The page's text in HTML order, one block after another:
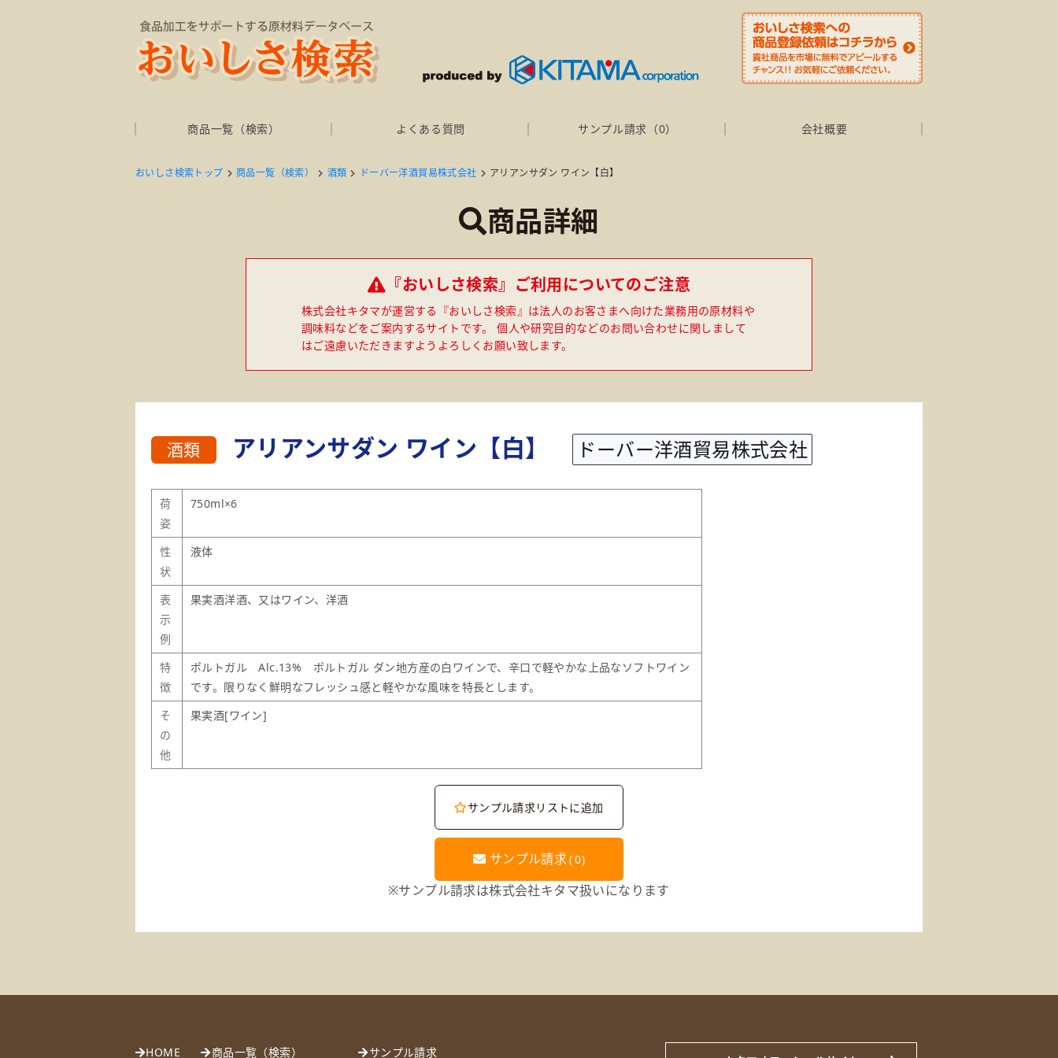
商品一覧（検索） よくある質問 サンプル請求（0） 会社概要
おいしさ検索トップ 商品一覧（検索） 酒類 ドーバー洋酒貿易株式会社 アリアンサダン ワイン【白】
商品詳細
『おいしさ検索』ご利用についてのご注意
株式会社キタマが運営する『おいしさ検索』は法人のお客さまへ向けた業務用の原材料や
調味料などをご案内するサイトです。 個人や研究目的などのお問い合わせに関しまして
はご遠慮いただきますようよろしくお願い致します。
酒類 アリアンサダン ワイン【白】 ドーバー洋酒貿易株式会社
荷
姿
750ml×6
性
状
液体
表
示
例
果実酒洋酒、又はワイン、洋酒
特
徴
ポルトガル Alc.13% ポルトガル ダン地方産の白ワインで、辛口で軽やかな上品なソフトワイン
です。限りなく鮮明なフレッシュ感と軽やかな風味を特長とします。
そ
の
他
果実酒[ワイン]
サンプル請求リストに追加
サンプル請求(0)
※サンプル請求は株式会社キタマ扱いになります
HOME 商品一覧（検索） サンプル請求